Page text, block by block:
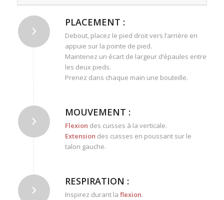
PLACEMENT :
Debout, placez le pied droit vers l’arrière en
appuie sur la pointe de pied.
Maintenez un écart de largeur d’épaules entre
les deux pieds.
Prenez dans chaque main une bouteille.
MOUVEMENT :
Flexion des cuisses à la verticale.
Extension des cuisses en poussant sur le
talon gauche.
RESPIRATION :
Inspirez durant la flexion.